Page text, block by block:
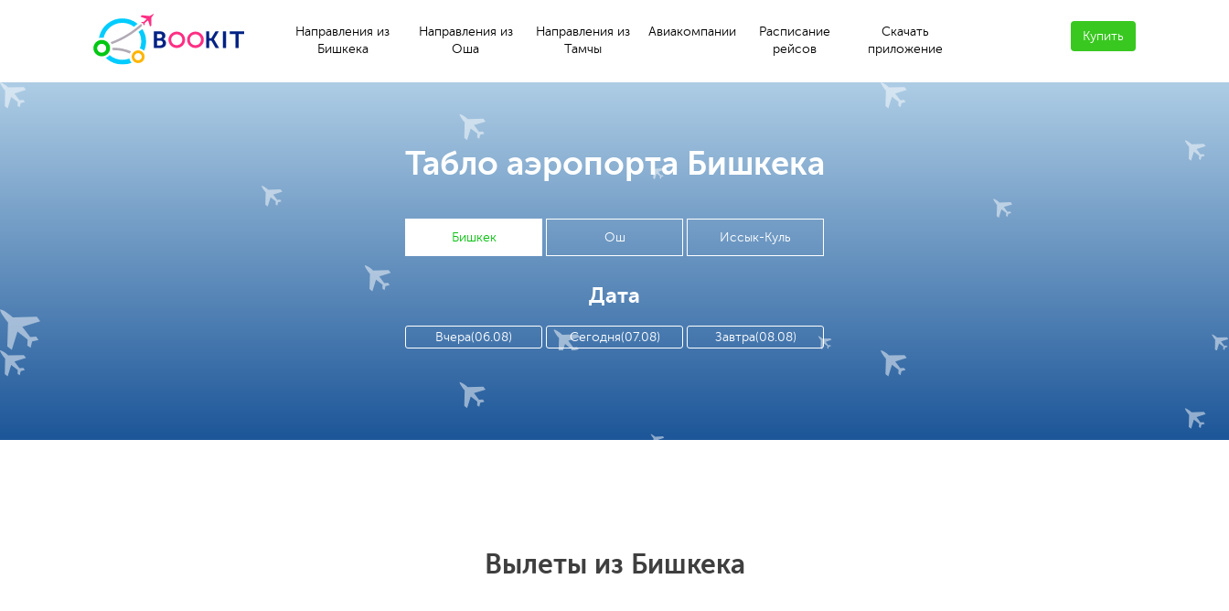
Направления из
Бишкека
Направления из
Оша
Направления из
Тамчы
Авиакомпании
Расписание
рейсов
Скачать
приложение
Купить
Табло аэропорта Бишкека
Бишкек Ош Иссык-Куль
Дата
Вчера(06.08) Сегодня(07.08) Завтра(08.08)
Вылеты из Бишкека